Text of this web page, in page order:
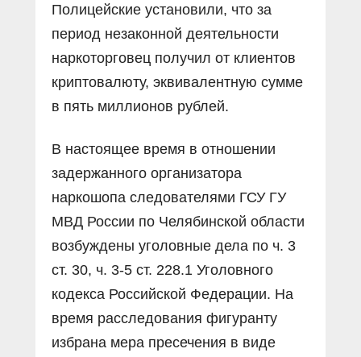
Полицейские установили, что за
период незаконной деятельности
наркоторговец получил от клиентов
криптовалюту, эквивалентную сумме
в пять миллионов рублей.
В настоящее время в отношении
задержанного организатора
наркошопа следователями ГСУ ГУ
МВД России по Челябинской области
возбуждены уголовные дела по ч. 3
ст. 30, ч. 3-5 ст. 228.1 Уголовного
кодекса Российской Федерации. На
время расследования фигуранту
избрана мера пресечения в виде